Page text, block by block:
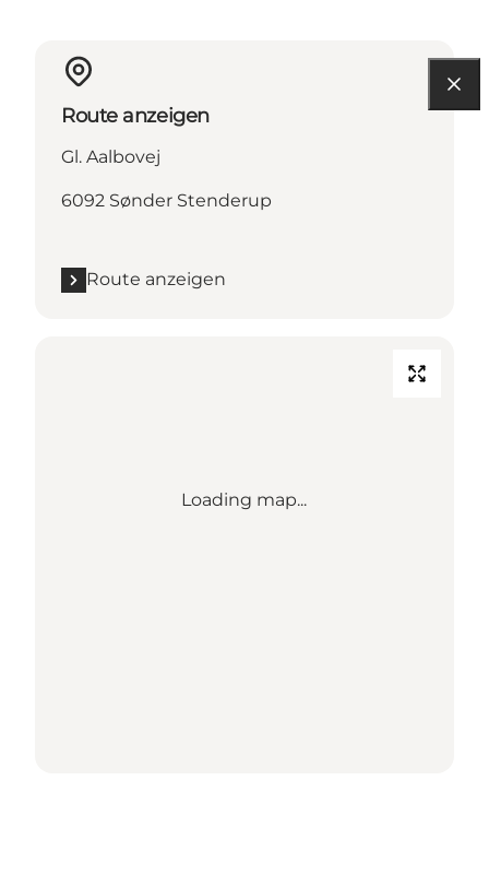
Route anzeigen
Gl. Aalbovej
6092 Sønder Stenderup
Route anzeigen
Loading map...